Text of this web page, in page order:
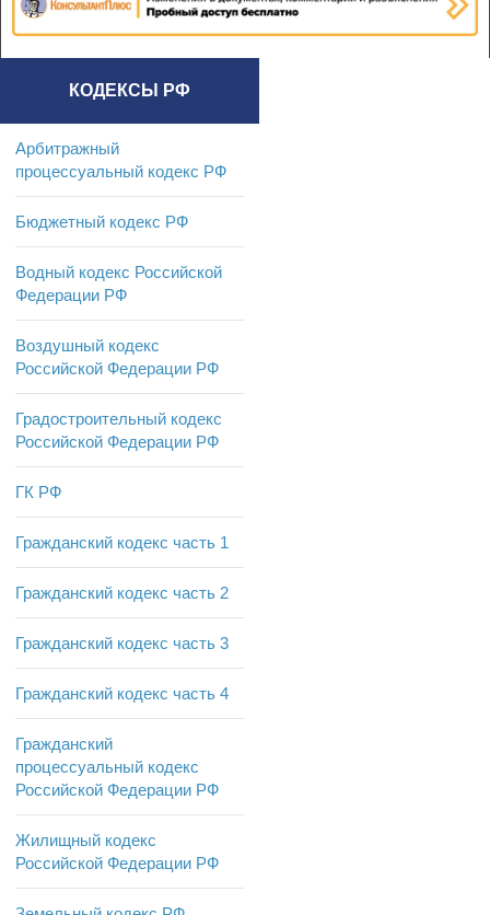
КОДЕКСЫ РФ
Арбитражный
процессуальный кодекс РФ
Бюджетный кодекс РФ
Водный кодекс Российской
Федерации РФ
Воздушный кодекс
Российской Федерации РФ
Градостроительный кодекс
Российской Федерации РФ
ГК РФ
Гражданский кодекс часть 1
Гражданский кодекс часть 2
Гражданский кодекс часть 3
Гражданский кодекс часть 4
Гражданский
процессуальный кодекс
Российской Федерации РФ
Жилищный кодекс
Российской Федерации РФ